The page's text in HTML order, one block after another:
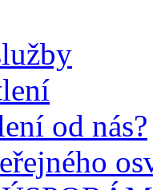
od nás?